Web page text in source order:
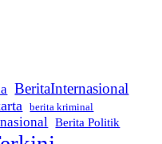
BeritaInternasional
berita kriminal
Berita Politik